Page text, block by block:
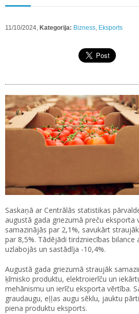
11/10/2024, Kategorija: Bizness, Eksports
Saskaņā ar Centrālās statistikas
augustā gada griezumā preču eksporta
samazinājās par 2,1%, savukārt
par 8,5%. Tādējādi tirdzniecības bilance
uzlabojās un sastādīja -10,4%.
Augustā gada griezumā straujāk
ķīmisko produktu, elektroierīču un
mehānismu un ierīču eksporta vērtība.
graudaugu, eļļas augu sēklu, jauktu
piena produktu eksports.